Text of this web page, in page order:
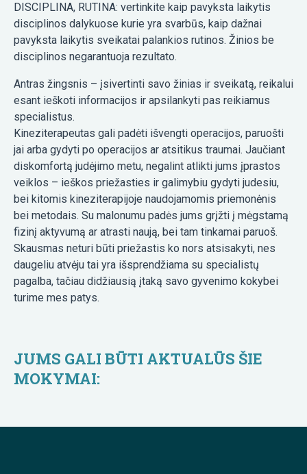
DISCIPLINA, RUTINA: vertinkite kaip pavyksta laikytis
disciplinos dalykuose kurie yra svarbūs, kaip dažnai
pavyksta laikytis sveikatai palankios rutinos. Žinios be
disciplinos negarantuoja rezultato.
Antras žingsnis – įsivertinti savo žinias ir sveikatą, reikalui
esant ieškoti informacijos ir apsilankyti pas reikiamus
specialistus.
Kineziterapeutas gali padėti išvengti operacijos, paruošti
jai arba gydyti po operacijos ar atsitikus traumai. Jaučiant
diskomfortą judėjimo metu, negalint atlikti jums įprastos
veiklos – ieškos priežasties ir galimybiu gydyti judesiu,
bei kitomis kineziterapijoje naudojamomis priemonėnis
bei metodais. Su malonumu padės jums grįžti į mėgstamą
fizinį aktyvumą ar atrasti naują, bei tam tinkamai paruoš.
Skausmas neturi būti priežastis ko nors atsisakyti, nes
daugeliu atvėju tai yra išsprendžiama su specialistų
pagalba, tačiau didžiausią įtaką savo gyvenimo kokybei
turime mes patys.
JUMS GALI BŪTI AKTUALŪS ŠIE
MOKYMAI: